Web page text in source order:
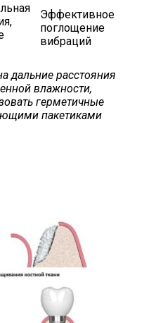
Эффективное
поглощение
вибраций
дальние расстояния
влажности,
герметичные
пакетиками